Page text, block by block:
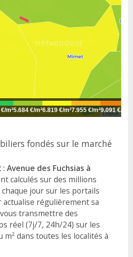
Leaflet
m²5.684 €/m²6.819 €/m²7.955 €/m²9.091 €/m²
fondés sur le marché
Avenue des Fuchsias à
calculés sur des millions
jour sur les portails
régulièrement sa
transmettre des
réel (7j/7, 24h/24) sur les
m² dans toutes les localités à